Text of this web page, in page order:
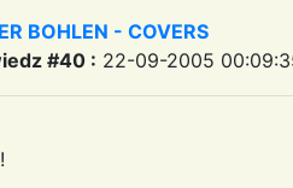
BOHLEN - COVERS
#40 : 22-09-2005